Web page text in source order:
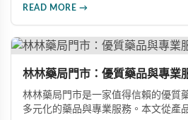
READ MORE →
林林藥局門市：優質藥品與專業
林林藥局門市是一家值得信賴的優質
多元化的藥品與專業服務。本文從產